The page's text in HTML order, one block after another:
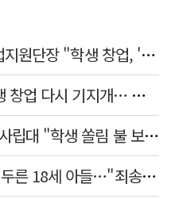
윤정현 영남대 YUnicorn창업지원단장 "학생 창업, '팀 빌딩'이 제일 중요"
"취업 대신 창업" 대학가 학생 창업 다시 기지개… 창업자·기업·매출 동반 성장
"국립대만 무상교육"…지역 사립대 "학생 쏠림 불 보듯"
어머니와 말다툼하다 흉기 휘두른 18세 아들…"죄송하지 않나" 묻자 침묵